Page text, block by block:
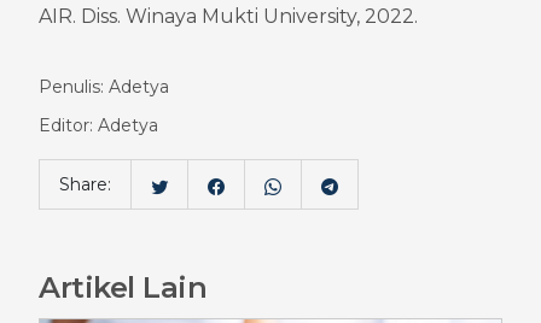
AIR. Diss. Winaya Mukti University, 2022.
Penulis: Adetya
Editor: Adetya
Share:
Artikel Lain